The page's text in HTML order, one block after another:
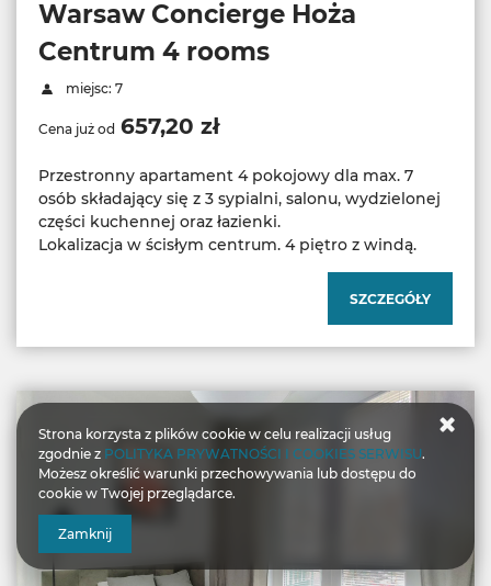
Warsaw Concierge Hoża
Centrum 4 rooms
miejsc: 7
Cena już od 657,20 zł
Przestronny apartament 4 pokojowy dla max. 7
osób składający się z 3 sypialni, salonu, wydzielonej
części kuchennej oraz łazienki.
Lokalizacja w ścisłym centrum. 4 piętro z windą.
SZCZEGÓŁY
Strona korzysta z plików cookie w celu realizacji usług
zgodnie z POLITYKA PRYWATNOŚCI I COOKIES SERWISU.
Możesz określić warunki przechowywania lub dostępu do
cookie w Twojej przeglądarce.
Zamknij